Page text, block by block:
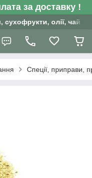
за доставку !
сухофрукти, олії, чай ,
Спеції, приправи,